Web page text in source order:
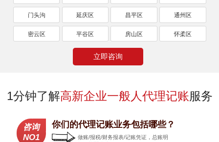
门头沟 延庆区 昌平区 通州区
密云区 平谷区 房山区 怀柔区
立即咨询
1分钟了解高新企业一般人代理记账服务
咨询
NO1
你们的代理记账业务包括哪些？
做账/报税/财务报表/记账凭证，总账明